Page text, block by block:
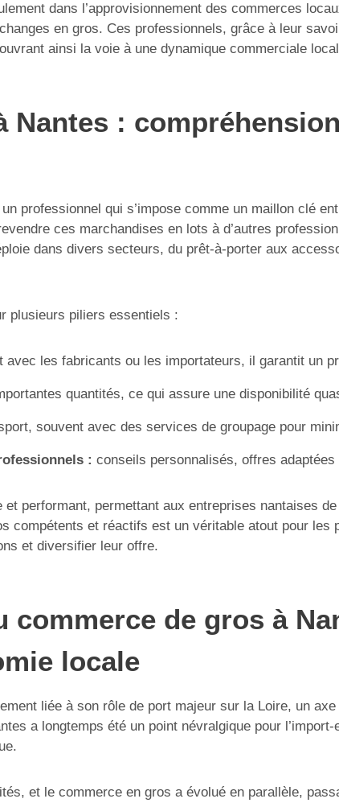
dans l’approvisionnement des commerces
en gros. Ces professionnels, grâce à leur
ainsi la voie à une dynamique commerciale
Nantes :
professionnel qui s’impose comme un maillon clé
ces marchandises en lots à d’autres
dans divers secteurs, du prêt-à-porter aux
plusieurs piliers essentiels :
avec les fabricants ou les importateurs, il garantit un
quantités, ce qui assure une disponibilité
souvent avec des services de groupage pour
: conseils personnalisés, offres
performant, permettant aux entreprises nantaises
compétents et réactifs est un véritable atout pour
et diversifier leur offre.
commerce de gros à
locale
liée à son rôle de port majeur sur la Loire, un
a longtemps été un point névralgique pour
et le commerce en gros a évolué en parallèle,